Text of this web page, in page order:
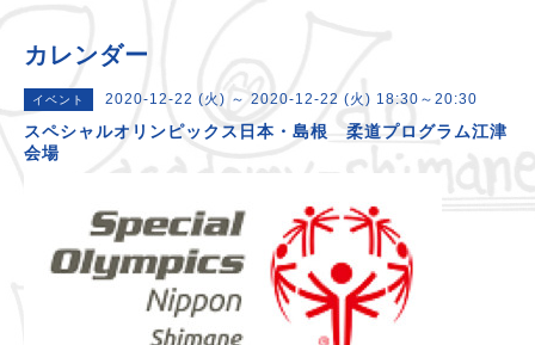
カレンダー
イベント 2020-12-22 (火) ～ 2020-12-22 (火) 18:30～20:30
スペシャルオリンピックス日本・島根 柔道プログラム江津
会場